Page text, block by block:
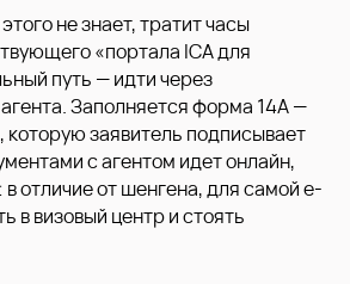
не знает, тратит часы
«портала ICA для
путь — идти через
Заполняется форма 14A —
которую заявитель подписывает
с агентом идет онлайн,
в отличие от шенгена, для самой e-
в визовый центр и стоять